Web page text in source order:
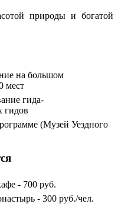
природы и богатой
на большом
мест
гида-
гидов
(Музей Уездного
- 700 руб.
- 300 руб./чел.